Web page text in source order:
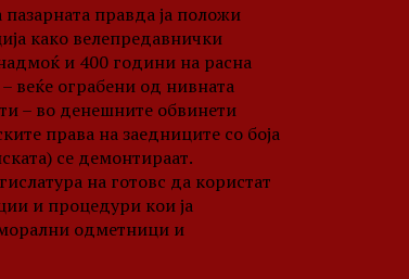
правда ја положи
како велепредавнички
и 400 години на расна
веќе ограбени од нивната
– во денешните обвинети
права на заедниците со боја
се демонтираат.
на готовс да користат
и процедури кои ја
морални одметници и